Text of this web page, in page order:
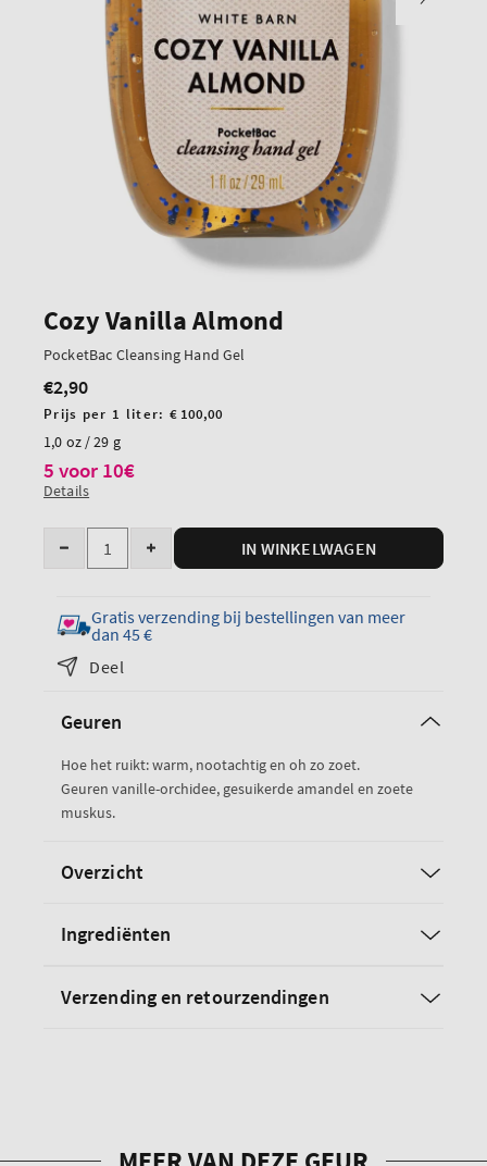
Cozy Vanilla Almond
PocketBac Cleansing Hand Gel
Normale
prijs
€2,90
Prijs
per
eenheid
Prijs per 1 liter: € 100,00
1,0 oz / 29 g
5 voor 10€
Details
Hoeveelheid
Verminder
voor
Cozy
Vanilla
Almond
Reinigende
Handgel
Hoeveelheden
voor
Cozy
Hand
Gel
IN WINKELWAGEN
Gratis verzending bij bestellingen van meer
dan 45 €
Deel
Geuren
Hoe het ruikt: warm, nootachtig en oh zo zoet.
Geuren vanille-orchidee, gesuikerde amandel en zoete
muskus.
Overzicht
Ingrediënten
Verzending en retourzendingen